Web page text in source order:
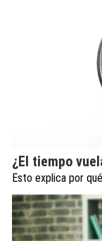
¿El tiempo
Esto explica por